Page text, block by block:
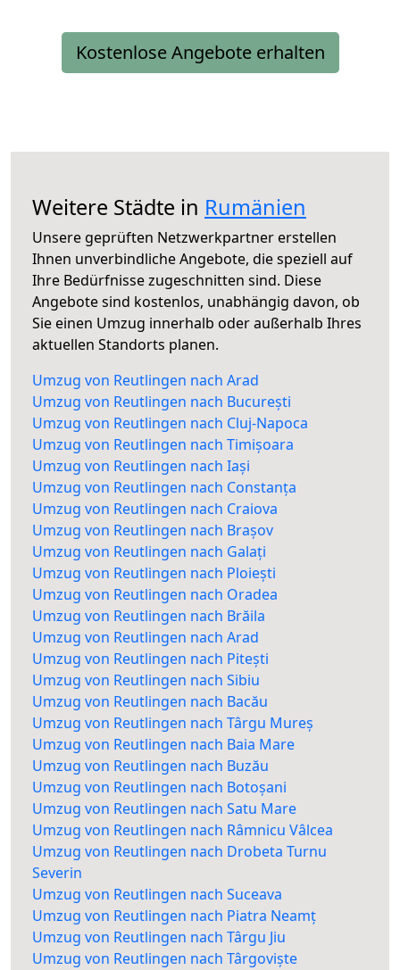
Kostenlose Angebote erhalten
Weitere Städte in Rumänien
Unsere geprüften Netzwerkpartner erstellen
Ihnen unverbindliche Angebote, die speziell auf
Ihre Bedürfnisse zugeschnitten sind. Diese
Angebote sind kostenlos, unabhängig davon, ob
Sie einen Umzug innerhalb oder außerhalb Ihres
aktuellen Standorts planen.
Umzug von Reutlingen nach Arad
Umzug von Reutlingen nach București
Umzug von Reutlingen nach Cluj-Napoca
Umzug von Reutlingen nach Timișoara
Umzug von Reutlingen nach Iași
Umzug von Reutlingen nach Constanța
Umzug von Reutlingen nach Craiova
Umzug von Reutlingen nach Brașov
Umzug von Reutlingen nach Galați
Umzug von Reutlingen nach Ploiești
Umzug von Reutlingen nach Oradea
Umzug von Reutlingen nach Brăila
Umzug von Reutlingen nach Arad
Umzug von Reutlingen nach Pitești
Umzug von Reutlingen nach Sibiu
Umzug von Reutlingen nach Bacău
Umzug von Reutlingen nach Târgu Mureș
Umzug von Reutlingen nach Baia Mare
Umzug von Reutlingen nach Buzău
Umzug von Reutlingen nach Botoșani
Umzug von Reutlingen nach Satu Mare
Umzug von Reutlingen nach Râmnicu Vâlcea
Umzug von Reutlingen nach Drobeta Turnu
Severin
Umzug von Reutlingen nach Suceava
Umzug von Reutlingen nach Piatra Neamț
Umzug von Reutlingen nach Târgu Jiu
Umzug von Reutlingen nach Târgoviște